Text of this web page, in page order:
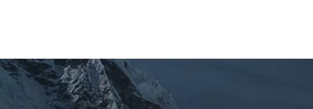
ARCHIVES